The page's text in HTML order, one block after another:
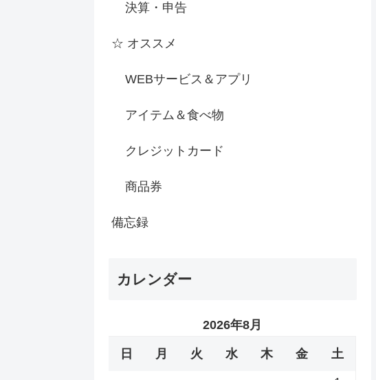
決算・申告
☆ オススメ
WEBサービス＆アプリ
アイテム＆食べ物
クレジットカード
商品券
備忘録
カレンダー
2026年8月
日 月 火 水 木 金 土